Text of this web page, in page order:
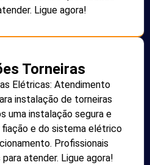
Ligue agora!
Torneiras
Elétricas: Atendimento
instalação de torneiras
uma instalação segura e
e do sistema elétrico
Profissionais
atender. Ligue agora!